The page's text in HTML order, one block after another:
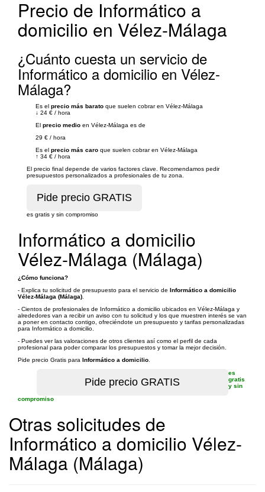
Precio de Informático a
domicilio en Vélez-Málaga
¿Cuánto cuesta un servicio de
Informático a domicilio en Vélez-
Málaga?
Es el precio más barato que suelen cobrar en Vélez-Málaga
↓ 24 € / hora
El precio medio en Vélez-Málaga es de
29 € / hora
Es el precio más caro que suelen cobrar en Vélez-Málaga
↑ 34 € / hora
El precio final depende de varios factores clave. Recomendamos pedir
presupuestos personalizados a profesionales de tu zona.
es gratis y sin compromiso
Informático a domicilio
Vélez-Málaga (Málaga)
¿Cómo funciona?
- Explica tu solicitud de presupuesto para el servicio de Informático a domicilio
Vélez-Málaga (Málaga)
- Cientos de profesionales de Informático a domicilio ubicados en Vélez-Málaga y
alrededores van a recibir un aviso con tu solicitud y los que muestren interés se van
a poner en contacto contigo, ofreciéndote un presupuesto y tarifas personalizadas
para Informático a domicilio.
- Puedes ver las valoraciones de otros clientes así como el perfil de cada
profesional para poder comparar los presupuestos y tomar la mejor decisión.
Pide precio Gratis para Informático a domicilio
es
gratis
y sin
compromiso
Otras solicitudes de
Informático a domicilio Vélez-
Málaga (Málaga)